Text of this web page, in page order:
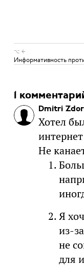
⌥ ←
Информативность
1
Dmitri
Хотел
Не
Я
из-
не
для